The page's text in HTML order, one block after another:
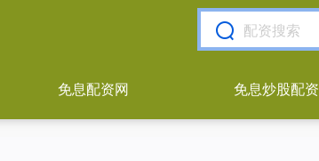
免息配资网 免息炒股配资